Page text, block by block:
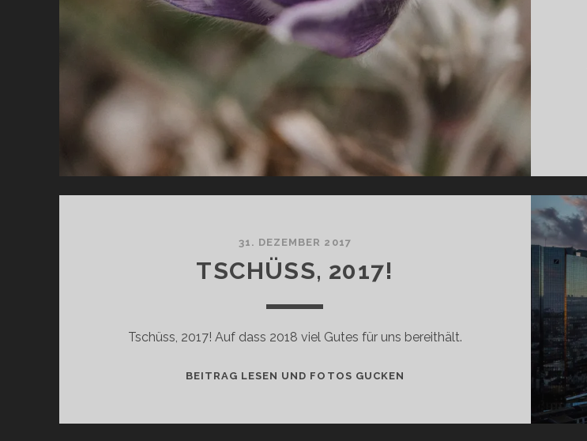
31. DEZEMBER 2017
TSCHÜSS, 2017!
Tschüss, 2017! Auf dass 2018 viel Gutes für uns bereithält.
BEITRAG LESEN UND FOTOS GUCKEN